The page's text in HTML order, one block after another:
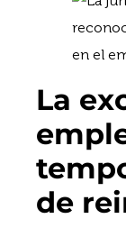
La
de